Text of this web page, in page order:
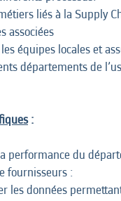
liés à la Supply
associées
équipes locales et
départements de
:
performance du
fournisseurs :
les données